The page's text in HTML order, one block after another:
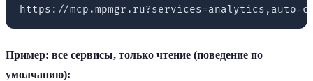
Пример: все сервисы, только чтение (поведение по
умолчанию):